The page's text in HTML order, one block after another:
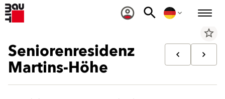
star_border
Seniorenresidenz
Martins-Höhe